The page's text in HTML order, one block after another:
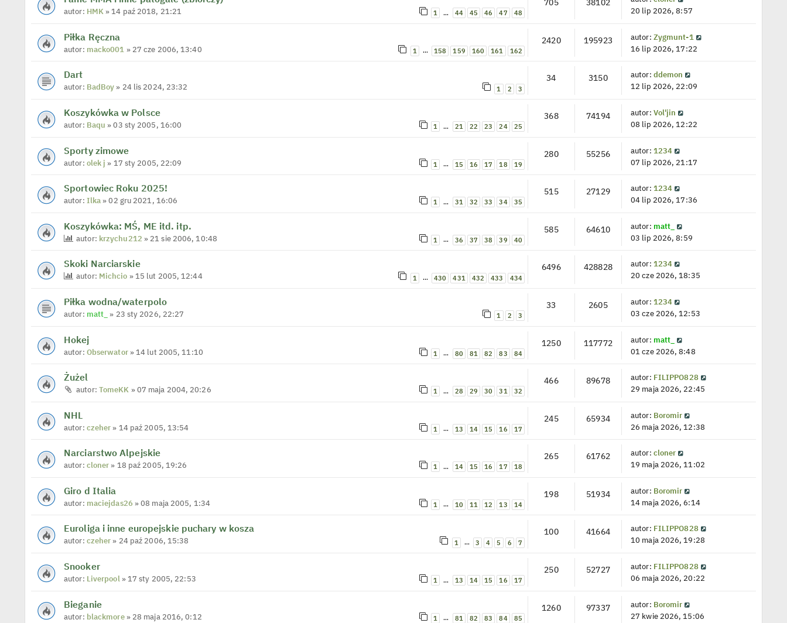
autor: HMK» 14 paź 2018, 21:21 1 … 44 45 46 47 48
20 lip 2026, 8:57
Piłka Ręczna
autor: macko001 » 27 cze 2006, 13:40 1 … 158 159 160 161 162
2420 195923 autor: Zygmunt-1
16 lip 2026, 17:22
Dart
autor: BadBoy» 24 lis 2024, 23:32 1 2 3
34 3150 autor: ddemon
12 lip 2026, 22:09
Koszykówka w Polsce
autor: Baqu » 03 sty 2005, 16:00 1 … 21 22 23 24 25
368 74194 autor: Vol'jin
08 lip 2026, 12:22
Sporty zimowe
autor: olek j » 17 sty 2005, 22:09 1 … 15 16 17 18 19
280 55256 autor: 1234
07 lip 2026, 21:17
Sportowiec Roku 2025!
autor: Ilka» 02 gru 2021, 16:06 1 … 31 32 33 34 35
515 27129 autor: 1234
04 lip 2026, 17:36
Koszykówka: MŚ, ME itd. itp.
autor: krzychu212 » 21 sie 2006, 10:48 1 … 36 37 38 39 40
585 64610 autor: matt_
03 lip 2026, 8:59
Skoki Narciarskie
autor: Michcio » 15 lut 2005, 12:44 1 … 430 431 432 433 434
6496 428828 autor: 1234
20 cze 2026, 18:35
Piłka wodna/waterpolo
autor: matt_ » 23 sty 2026, 22:27 1 2 3
33 2605 autor: 1234
03 cze 2026, 12:53
Hokej
autor: Obserwator» 14 lut 2005, 11:10 1 … 80 81 82 83 84
1250 117772 autor: matt_
01 cze 2026, 8:48
Żużel
autor: TomeKK » 07 maja 2004, 20:26 1 … 28 29 30 31 32
466 89678 autor: FILIPPO828
29 maja 2026, 22:45
NHL
autor: czeher» 14 paź 2005, 13:54 1 … 13 14 15 16 17
245 65934 autor: Boromir
26 maja 2026, 12:38
Narciarstwo Alpejskie
autor: cloner» 18 paź 2005, 19:26 1 … 14 15 16 17 18
265 61762 autor: cloner
19 maja 2026, 11:02
Giro d Italia
autor: maciejdas26 » 08 maja 2005, 1:34 1 … 10 11 12 13 14
198 51934 autor: Boromir
14 maja 2026, 6:14
Euroliga i inne europejskie puchary w kosza
autor: czeher» 24 paź 2006, 15:38 1 … 3 4 5 6 7
100 41664 autor: FILIPPO828
10 maja 2026, 19:28
Snooker
autor: Liverpool» 17 sty 2005, 22:53 1 … 13 14 15 16 17
250 52727 autor: FILIPPO828
06 maja 2026, 20:22
Bieganie
autor: blackmore» 28 maja 2016, 0:12 1 … 81 82 83 84 85
1260 97337 autor: Boromir
27 kwie 2026, 15:06